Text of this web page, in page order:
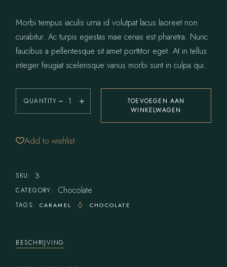
Morbi tempus iaculis urna id volutpat lacus laoreet non
curabitur. Ac turpis egestas mae cenas est pharetra. Nunc
faucibus a pellentesque sit amet porttitor eget. At in tellus
integer feugiat scelerisque varius morbi sunt in culpa qui.
QUANTITY
TOEVOEGEN AAN
WINKELWAGEN
Add to wishlist
SKU: 3
CATEGORY: Chocolate
TAGS: CARAMEL CHOCOLATE
BESCHRIJVING